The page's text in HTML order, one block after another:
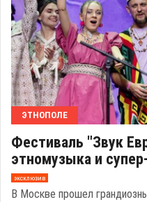
ЭТНОПОЛЕ
Фестиваль "Звук
этномузыка и
эксклюзив
В Москве прошел